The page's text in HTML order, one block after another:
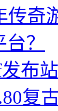
传奇
？
布
复